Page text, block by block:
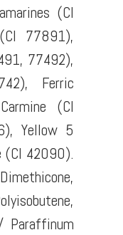
(CI
77891),
77492),
Ferric
(CI
Yellow 5
(CI 42090).
Paraffinum